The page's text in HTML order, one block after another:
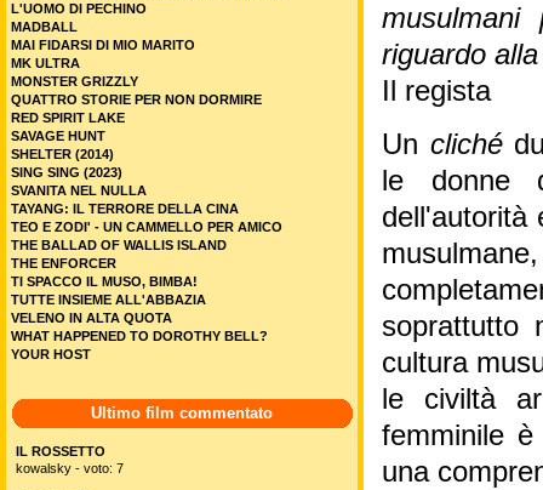
riguardo
Il regista
Un cliché
le donne
dell'autorità
soprattutto
cultura
le civiltà
femminile
una
L'UOMO DI PECHINO
MADBALL
MAI FIDARSI DI MIO MARITO
MK ULTRA
MONSTER GRIZZLY
QUATTRO STORIE PER NON DORMIRE
RED SPIRIT LAKE
SAVAGE HUNT
SHELTER (2014)
SING SING (2023)
SVANITA NEL NULLA
TAYANG: IL TERRORE DELLA CINA
TEO E ZODI' - UN CAMMELLO PER AMICO
THE BALLAD OF WALLIS ISLAND
THE ENFORCER
TI SPACCO IL MUSO, BIMBA!
TUTTE INSIEME ALL'ABBAZIA
VELENO IN ALTA QUOTA
WHAT HAPPENED TO DOROTHY BELL?
YOUR HOST
Ultimo film commentato
IL ROSSETTO
kowalsky - voto: 7